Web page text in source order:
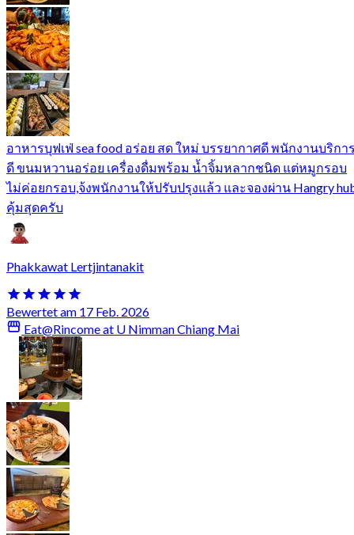
อาหารบุฟเฟ่ sea food อร่อย สด ใหม่ บรรยากาศดี พนักงานบริกา
ดี ขนมหวานอร่อย เครื่องดื่มพร้อม น้ำจิ้มหลากชนิด แต่หมูกรอบ
ไม่ค่อยกรอบ,จ้งพนักงานให้ปรับปรุงแล้ว และจองผ่าน Hangry
คุ้มสุดครับ
Phakkawat Lertjintanakit
Bewertet am 17 Feb. 2026
Eat@Rincome at U Nimman Chiang Mai